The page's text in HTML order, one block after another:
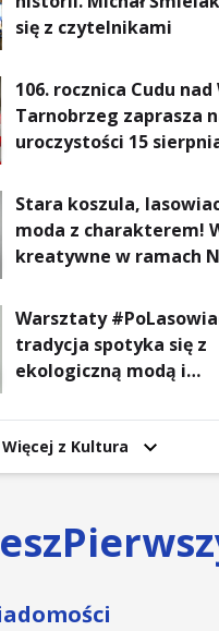
się z czytelnikami
106. rocznica Cudu nad
Tarnobrzeg zaprasza
uroczystości 15
Stara koszula,
moda z charakterem!
kreatywne w ramach
Warsztaty
tradycja spotyka się z
ekologiczną modą i
Więcej z Kultura